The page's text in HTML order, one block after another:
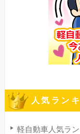
人気ラン
軽自動車人気ラン